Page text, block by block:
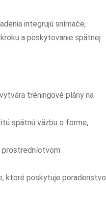
integrujú snímače,
a poskytovanie spätnej
tréningové plány na
spätnú väzbu o forme,
prostredníctvom
ktoré poskytuje poradenstvo